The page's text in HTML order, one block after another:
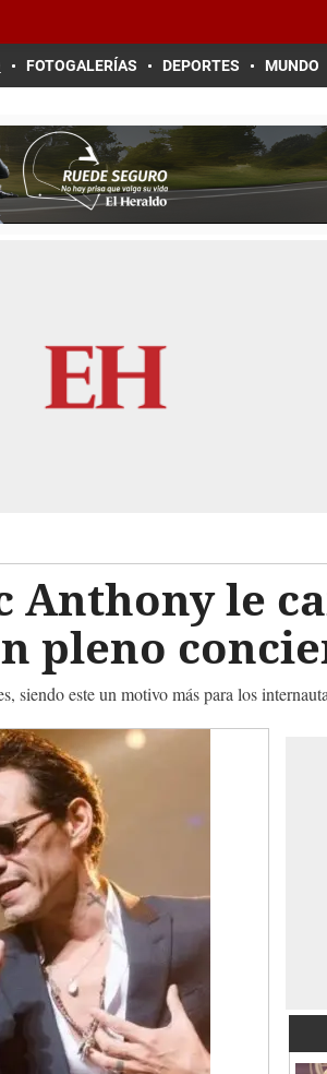
FOTOGALERÍAS DEPORTES MUNDO
Anthony le
pleno
siendo este un motivo más para los